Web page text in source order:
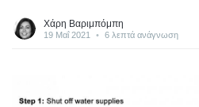
Χάρη Βαριμπόμπη
19 Μαΐ 2021 • 6 λεπτά ανάγνωση